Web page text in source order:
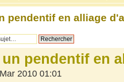
pendentif en alliage
pendentif en
2010 01:01